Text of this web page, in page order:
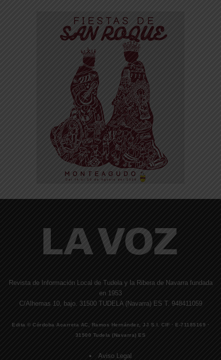
Revista de Información Local de Tudela y la Ribera de Navarra fundada
en 1953
C/Alhemas 10, bajo. 31500 TUDELA (Navarra) ES T. 948411059
Edita © Córdoba Acarreta AC, Ramos Hernández, JJ S.I. CIF · E-71185169 ·
31500 Tudela (Navarra) ES
Aviso Legal